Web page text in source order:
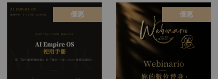
優惠 優惠